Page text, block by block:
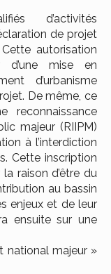
d’activités
de projet
autorisation
mise en
d’urbanisme
De même, ce
reconnaissance
majeur (RIIPM)
à l’interdiction
Cette inscription
raison d’être du
au bassin
enjeux et de leur
ensuite sur une
national majeur »